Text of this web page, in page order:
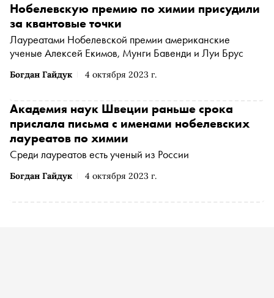
Богдан Гайдук 4 октября 2023 г.
Нобелевскую премию по химии присудили
за квантовые точки
Лауреатами Нобелевской премии американские
ученые Алексей Екимов, Мунги Бавенди и Луи Брус
Богдан Гайдук 4 октября 2023 г.
Академия наук Швеции раньше срока
прислала письма с именами нобелевских
лауреатов по химии
Среди лауреатов есть ученый из России